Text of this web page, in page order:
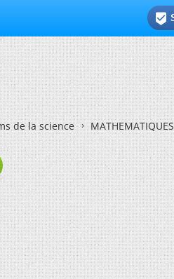

de la science MATHEMATIQUES